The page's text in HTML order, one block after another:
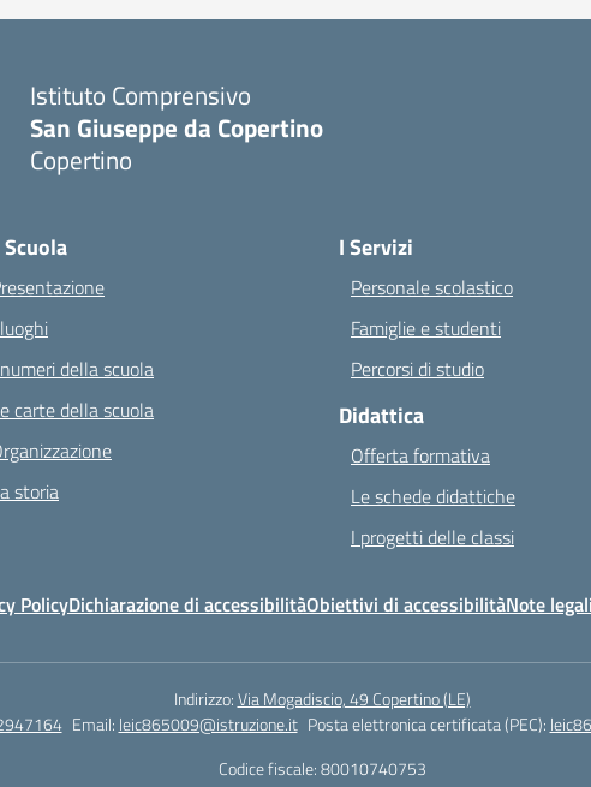
Istituto Comprensivo
San Giuseppe da Copertino
Copertino
Scuola
della scuola
carte della scuola
storia
I Servizi
Personale scolastico
Famiglie e studenti
Percorsi di studio
Didattica
Offerta formativa
Le schede didattiche
I progetti delle classi
PolicyDichiarazione di accessibilitàObiettivi di accessibilitàNote legali
Indirizzo:Via Mogadiscio, 49 Copertino (LE)
Email: leic865009@istruzione.it Posta elettronica certificata (PEC):
Codice fiscale: 80010740753